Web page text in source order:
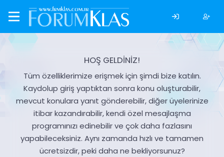
HOŞ GELDİNİZ!
Tüm özelliklerimize erişmek için şimdi bize katılın.
Kaydolup giriş yaptıktan sonra konu oluşturabilir,
mevcut konulara yanıt gönderebilir, diğer üyelerinize
itibar kazandırabilir, kendi özel mesajlaşma
programınızı edinebilir ve çok daha fazlasını
yapabileceksiniz. Aynı zamanda hızlı ve tamamen
ücretsizdir, peki daha ne bekliyorsunuz?